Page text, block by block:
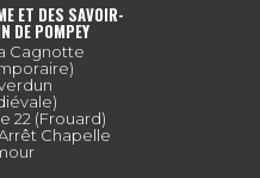
ET DES SAVOIR-
DE POMPEY
Cagnotte
22 (Frouard)
Chapelle